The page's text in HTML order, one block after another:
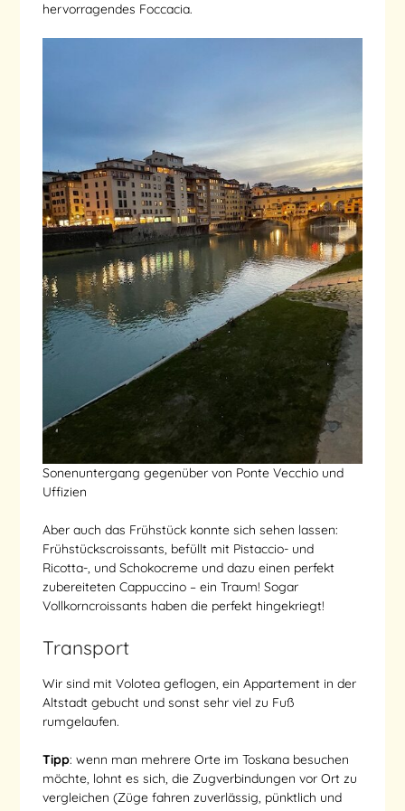
hervorragendes Foccacia.
Sonenuntergang gegenüber von Ponte Vecchio und
Uffizien
Aber auch das Frühstück konnte sich sehen lassen:
Frühstückscroissants, befüllt mit Pistaccio- und
Ricotta-, und Schokocreme und dazu einen perfekt
zubereiteten Cappuccino – ein Traum! Sogar
Vollkorncroissants haben die perfekt hingekriegt!
Transport
Wir sind mit Volotea geflogen, ein Appartement in der
Altstadt gebucht und sonst sehr viel zu Fuß
rumgelaufen.
Tipp: wenn man mehrere Orte im Toskana besuchen
möchte, lohnt es sich, die Zugverbindungen vor Ort zu
vergleichen (Züge fahren zuverlässig, pünktlich und